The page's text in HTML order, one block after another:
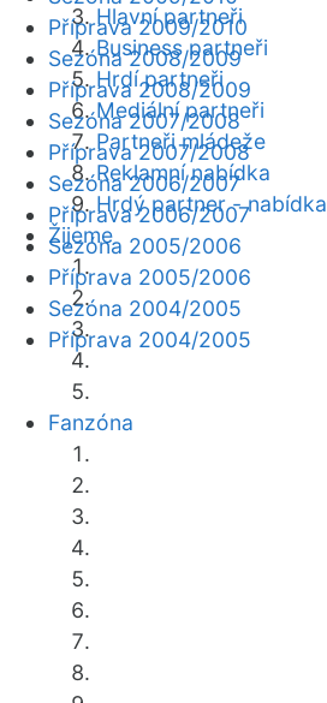
Hlavní partneři
Business partneři
Hrdí partneři
Mediální partneři
Partneři mládeže
Reklamní nabídka
Hrdý partner - nabídka
Žijeme
Fanzóna
Příprava 2009/2010
Sezóna 2008/2009
Příprava 2008/2009
Sezóna 2007/2008
Příprava 2007/2008
Sezóna 2006/2007
Příprava 2006/2007
Sezóna 2005/2006
Příprava 2005/2006
Sezóna 2004/2005
Příprava 2004/2005